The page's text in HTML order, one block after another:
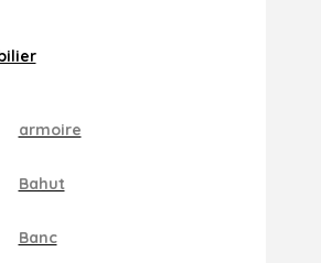
armoire
Bahut
Banc